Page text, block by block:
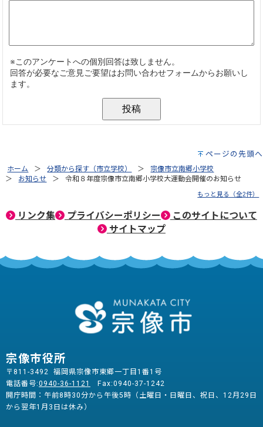
ページの先頭へ
ホーム 分類から探す（市立学校）
宗像市立南郷小学校
お知らせ
令和８年度宗像市立南郷小学校大運動会開催のお知らせ
もっと見る（全2件）
リンク集 プライバシーポリシー
このサイトについて
サイトマップ
宗像市役所
〒811-3492 福岡県宗像市東郷一丁目1番1号
電話番号:0940-36-1121
Fax:0940-37-1242
開庁時間：午前8時30分から午後5時（土曜日・日曜日、祝日、12月29日
から翌年1月3日は休み）